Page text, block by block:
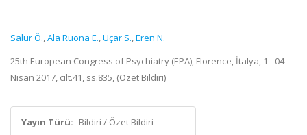
Salur Ö.,Ala Ruona E.,Uçar S.,Eren N.
25th European Congress of Psychiatry (EPA), Florence, İtalya, 1 - 04
Nisan 2017, cilt.41, ss.835, (Özet Bildiri)
Yayın Türü: Bildiri / Özet Bildiri